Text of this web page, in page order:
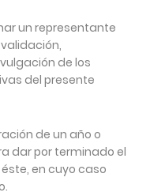
un representante
de los
del presente
de un año o
dar por terminado el
en cuyo caso